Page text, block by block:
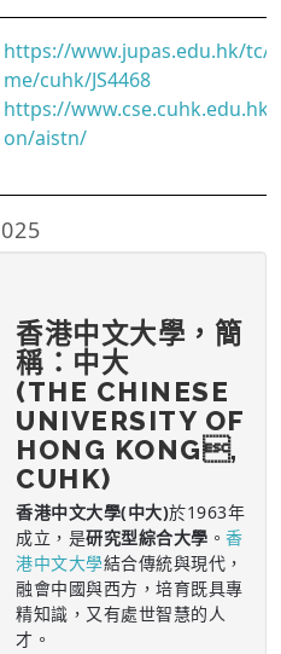
https://www.jupas.edu.hk/tc/
me/cuhk/JS4468
https://
on/aistn/
香港中文大學，簡
稱：中大
(THE CHINESE
UNIVERSITY OF
HONG KONG,
CUHK)
香港中文大學(中大)於1963年
成立，是研究型綜合大學 。 香
港中文大學結合傳統與現代，
融會中國與西方，培育既具專
精知識，又有處世智慧的人
才。